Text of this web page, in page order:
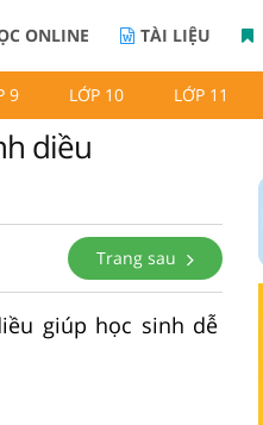
ONLINE TÀI LIỆU
9 LỚP 10 LỚP 11
diều
Trang sau
giúp học sinh dễ